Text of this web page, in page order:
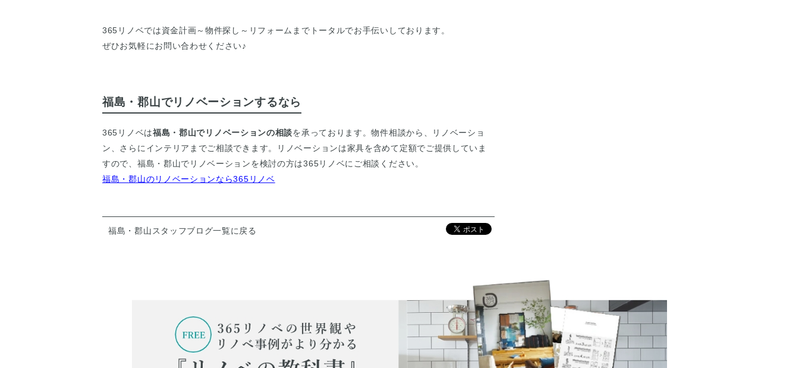
365リノベでは資金計画～物件探し～リフォームまでトータルでお手伝いしております。
ぜひお気軽にお問い合わせください♪
福島・郡山でリノベーションするなら
365リノベは福島・郡山でリノベーションの相談を承っております。物件相談から、リノベーショ
ン、さらにインテリアまでご相談できます。リノベーションは家具を含めて定額でご提供していま
すので、福島・郡山でリノベーションを検討の方は365リノベにご相談ください。
福島・郡山のリノベーションなら365リノベ
福島・郡山スタッフブログ一覧に戻る